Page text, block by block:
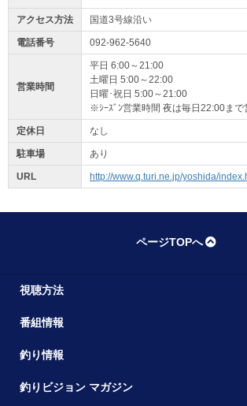
アクセス方法 国道3号線沿い
電話番号 092-962-5640
営業時間
平日 6:00～21:00
土曜日 5:00～22:00
日曜･祝日 5:00～21:00
※ｼｰｽﾞﾝ営業時間 夜は毎日22:00まで
定休日 なし
駐車場 あり
URL http://www.q.turi.ne.jp/yoshida/
ページTOPへ
視聴方法
番組情報
釣り情報
釣りビジョン マガジン